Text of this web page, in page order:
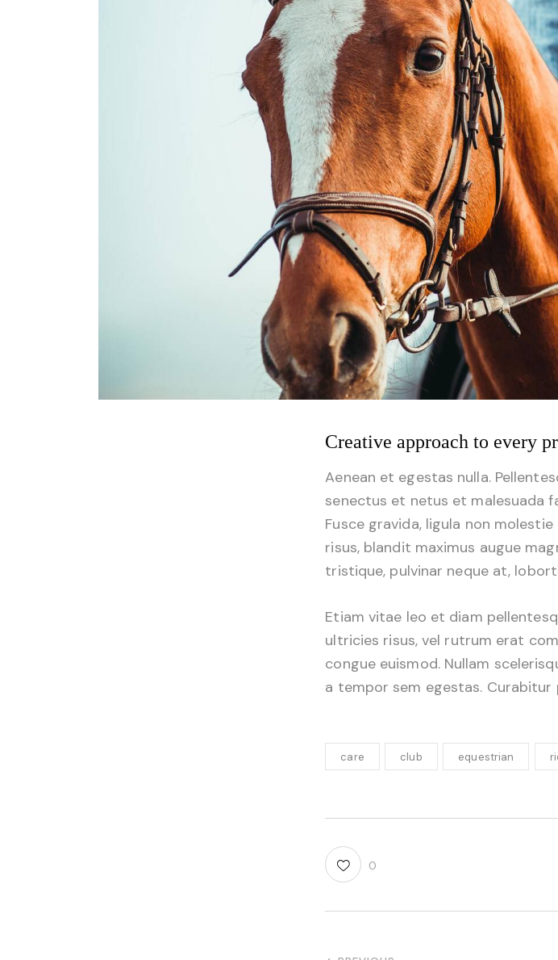
Creative approach to every
Aenean et egestas nulla.
senectus et netus et malesuada
Fusce gravida, ligula non
risus, blandit maximus augue
tristique, pulvinar neque at,
Etiam vitae leo et diam
ultricies risus, vel rutrum erat
congue euismod. Nullam
a tempor sem egestas. Curabitur
care club equestrian
0